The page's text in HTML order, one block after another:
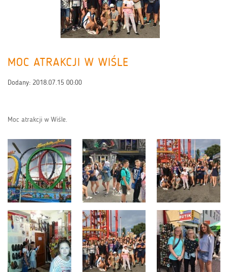
MOC ATRAKCJI W WIŚLE
Dodany: 2018.07.15 00:00
Moc atrakcji w Wiśle.